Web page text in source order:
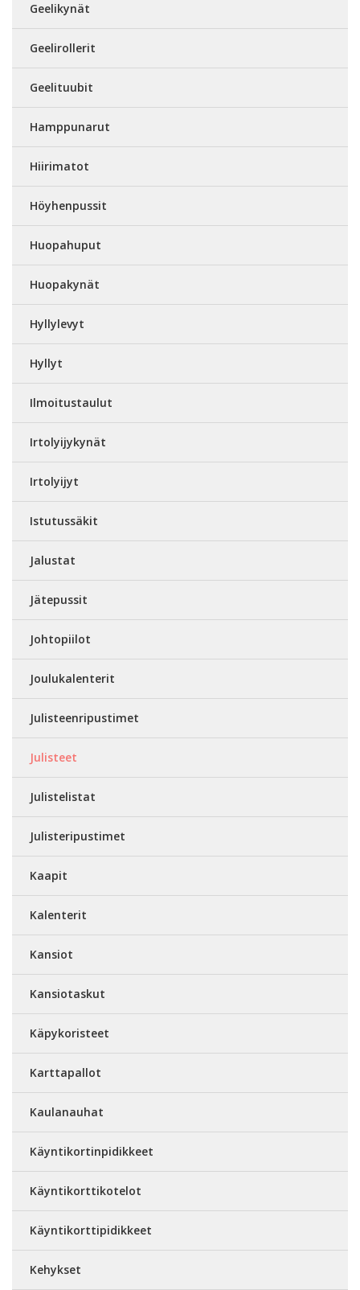
Geelikynät
Geelirollerit
Geelituubit
Hamppunarut
Hiirimatot
Höyhenpussit
Huopahuput
Huopakynät
Hyllylevyt
Hyllyt
Ilmoitustaulut
Irtolyijykynät
Irtolyijyt
Istutussäkit
Jalustat
Jätepussit
Johtopiilot
Joulukalenterit
Julisteenripustimet
Julisteet
Julistelistat
Julisteripustimet
Kaapit
Kalenterit
Kansiot
Kansiotaskut
Käpykoristeet
Karttapallot
Kaulanauhat
Käyntikortinpidikkeet
Käyntikorttikotelot
Käyntikorttipidikkeet
Kehykset